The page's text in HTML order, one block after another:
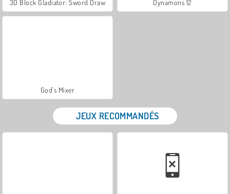
3D Block Gladiator: Sword Draw Dynamons 12
God's Mixer
JEUX RECOMMANDÉS